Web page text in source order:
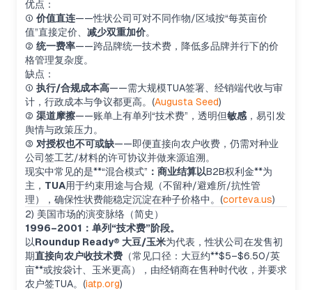
优点：
① 价值直连——性状公司可对不同作物/区域按“每英亩价
值”直接定价、 减少双重加价。
② 统一费率——跨品牌统一技术费，降低多品牌并行下的价
格管理复杂度。
缺点：
① 执行/合规成本高——需大规模TUA签署、经销端代收与审
计，行政成本与争议都更高。(Augusta Seed)
② 渠道摩擦——账单上有单列“技术费”，透明但敏感 ，易引发
舆情与政策压力。
③ 对授权也不可或缺——即便直接向农户收费，仍需对种业
公司签工艺/材料的许可协议并做来源追溯。
现实中常见的是**“混合模式” ：商业结算以B2B权利金**为
主， TUA用于约束用途与合规（不留种/避难所/抗性管
理），确保性状费能稳定沉淀在种子价格中。(corteva.us)
2) 美国市场的演变脉络（简史）
1996–2001：单列“技术费”阶段。
以Roundup Ready® 大豆/玉米为代表，性状公司在发售初
期直接向农户收技术费 （常见口径：大豆约**$5–$6.50/英
亩**或按袋计、玉米更高），由经销商在售种时代收，并要求
农户签TUA。(iatp.org)